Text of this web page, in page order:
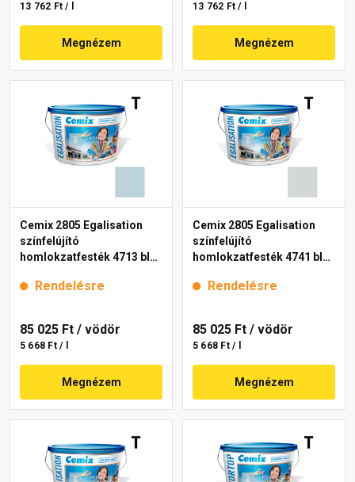
13 762 Ft / l
Megnézem
13 762 Ft / l
Megnézem
Cemix 2805 Egalisation
színfelújító
homlokzatfesték 4713 blue
Rendelésre
85 025 Ft / vödör
5 668 Ft / l
Megnézem
Cemix 2805 Egalisation
színfelújító
homlokzatfesték 4741 blue
Rendelésre
85 025 Ft / vödör
5 668 Ft / l
Megnézem